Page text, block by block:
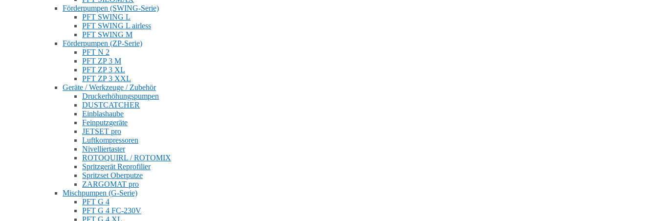
Förderpumpen (SWING-Serie)
PFT SWING L
PFT SWING L airless
PFT SWING M
Förderpumpen (ZP-Serie)
PFT N 2
PFT ZP 3 M
PFT ZP 3 XL
PFT ZP 3 XXL
Geräte / Werkzeuge / Zubehör
Druckerhöhungspumpen
DUSTCATCHER
Einblashaube
Feinputzgeräte
JETSET pro
Luftkompressoren
Nivelliertaster
ROTOQUIRL / ROTOMIX
Spritzgerät Reprofilier
Spritzset Oberputze
ZARGOMAT pro
Mischpumpen (G-Serie)
PFT G 4
PFT G 4 FC-230V
PFT G 4 XL